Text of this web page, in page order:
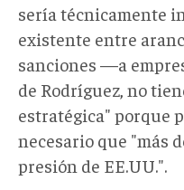
sería técnicamente
existente entre
sanciones —a
de Rodríguez, no
estratégica" porque
necesario que "más
presión de EE.UU.".